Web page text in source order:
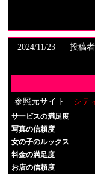
【料金納得度】
お店の特典もあり
しかし、通常料金
最初から最後まで
した。私の欲望を
いう言葉がびった
たら、また会いた
【スタッフの対応
2024/11/23 投稿
参照元サイト シテ
サービスの満足度
写真の信頼度
女の子のルックス
料金の満足度
お店の信頼度